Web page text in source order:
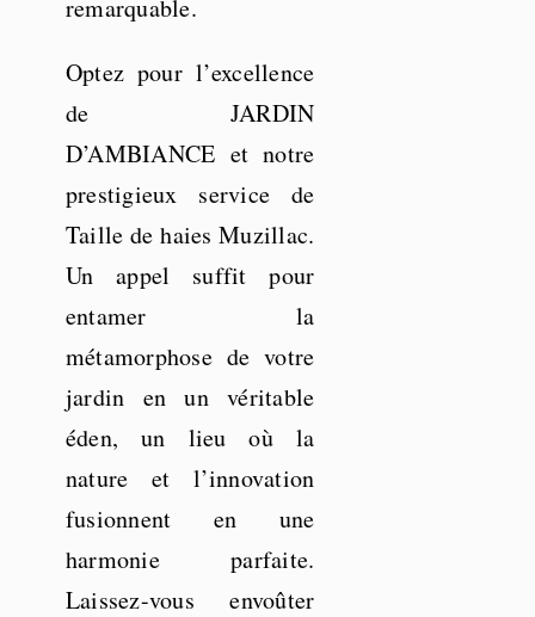
remarquable.
Optez pour l’excellence
de JARDIN
D’AMBIANCE et notre
prestigieux service de
Taille de haies Muzillac.
Un appel suffit pour
entamer la
métamorphose de votre
jardin en un véritable
éden, un lieu où la
nature et l’innovation
fusionnent en une
harmonie parfaite.
Laissez-vous envoûter